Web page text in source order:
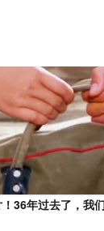
！36年过去了，我